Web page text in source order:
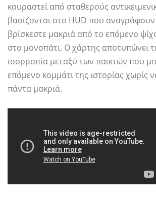
κουραστεί από σταθερούς
βασίζονται στο HUD που
βρίσκεστε μακριά από το επόμενο
στο μονοπάτι. Ο χάρτης αποτυπώνει
ισορροπία μεταξύ των παικτών που
επόμενο κομμάτι της ιστορίας χωρίς
πάντα μακριά.